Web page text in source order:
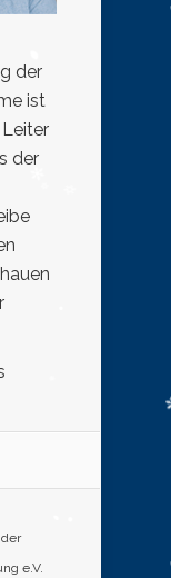
der
ist
der
e.V.